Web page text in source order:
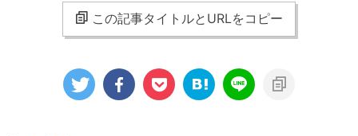
この記事タイトルとURLをコピー